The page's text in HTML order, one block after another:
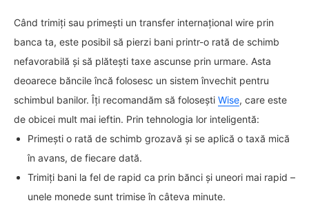
Când trimiți sau primești un transfer internațional wire prin
banca ta, este posibil să pierzi bani printr-o rată de schimb
nefavorabilă și să plătești taxe ascunse prin urmare. Asta
deoarece băncile încă folosesc un sistem învechit pentru
schimbul banilor. Îți recomandăm să folosești Wise, care este
de obicei mult mai ieftin. Prin tehnologia lor inteligentă:
Primești o rată de schimb grozavă și se aplică o taxă mică
în avans, de fiecare dată.
Trimiți bani la fel de rapid ca prin bănci și uneori mai rapid –
unele monede sunt trimise în câteva minute.